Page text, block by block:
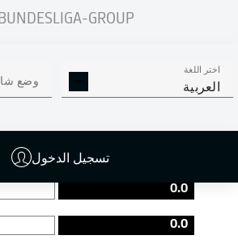
GROUP
اختر اللغة
العربية وضع
تسجيل الدخول
0
0 % الدقة
جودة التمرير
0.0
0.0